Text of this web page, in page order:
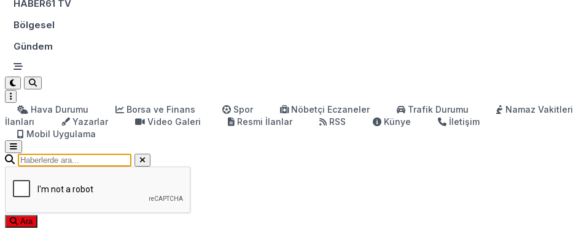
HABER61 TV
Bölgesel
Gündem
Hava Durumu Borsa ve Finans Spor Nöbetçi Eczaneler Trafik Durumu Namaz Vakitleri
İlanları
Yazarlar Video Galeri Resmi İlanlar RSS Künye
İletişim
Mobil Uygulama
Ara